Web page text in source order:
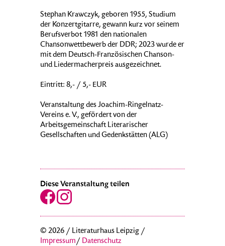
Stephan Krawczyk, geboren 1955, Studium
der Konzertgitarre, gewann kurz vor seinem
Berufsverbot 1981 den nationalen
Chansonwettbewerb der DDR; 2023 wurde er
mit dem Deutsch-Französischen Chanson-
und Liedermacherpreis ausgezeichnet.
Eintritt: 8,- / 5,- EUR
Veranstaltung des Joachim-Ringelnatz-
Vereins e. V., gefördert von der
Arbeitsgemeinschaft Literarischer
Gesellschaften und Gedenkstätten (ALG)
Diese Veranstaltung teilen
© 2026 / Literaturhaus Leipzig /
Impressum/ Datenschutz